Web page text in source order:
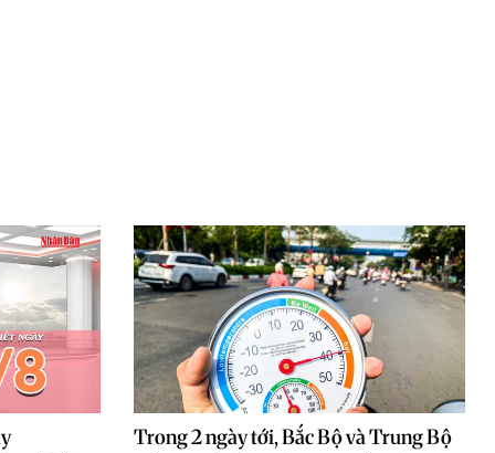
Trong 2 ngày tới, Bắc Bộ và Trung Bộ